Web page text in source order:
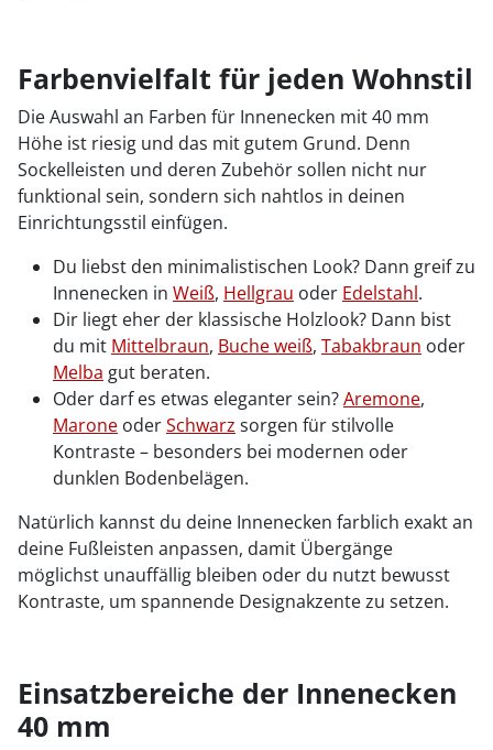
Farbenvielfalt für jeden Wohnstil
Die Auswahl an Farben für Innenecken mit 40 mm
Höhe ist riesig und das mit gutem Grund. Denn
Sockelleisten und deren Zubehör sollen nicht nur
funktional sein, sondern sich nahtlos in deinen
Einrichtungsstil einfügen.
Du liebst den minimalistischen Look? Dann greif zu
Innenecken in Weiß, Hellgrau oder Edelstahl.
Dir liegt eher der klassische Holzlook? Dann bist
du mit Mittelbraun, Buche weiß, Tabakbraun oder
Melba gut beraten.
Oder darf es etwas eleganter sein?Aremone,
Marone oderSchwarz sorgen für stilvolle
Kontraste – besonders bei modernen oder
dunklen Bodenbelägen.
Natürlich kannst du deine Innenecken farblich exakt an
deine Fußleisten anpassen, damit Übergänge
möglichst unauffällig bleiben oder du nutzt bewusst
Kontraste, um spannende Designakzente zu setzen.
Einsatzbereiche der Innenecken
40 mm